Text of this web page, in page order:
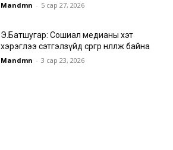
Mandmn - 5 сар 27, 2026
Э.Батшугар: Сошиал медианы хэт
хэрэглээ сэтгэлзүйд сөргөөр нөлөөлж байна
Mandmn - 3 сар 23, 2026